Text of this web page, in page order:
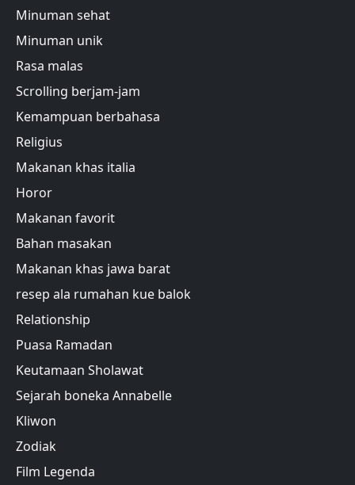
Minuman sehat
Minuman unik
Rasa malas
Scrolling berjam-jam
Kemampuan berbahasa
Religius
Makanan khas italia
Horor
Makanan favorit
Bahan masakan
Makanan khas jawa barat
resep ala rumahan kue balok
Relationship
Puasa Ramadan
Keutamaan Sholawat
Sejarah boneka Annabelle
Kliwon
Zodiak
Film Legenda